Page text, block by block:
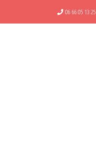
06 66 05 13 25